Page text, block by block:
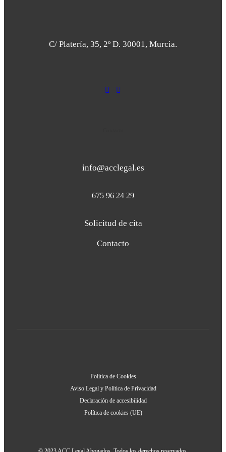
C/ Platería, 35, 2º D. 30001, Murcia.
info@acclegal.es
675 96 24 29
Solicitud de cita
Contacto
Política de Cookies
Aviso Legal y Política de Privacidad
Declaración de accesibilidad
Política de cookies (UE)